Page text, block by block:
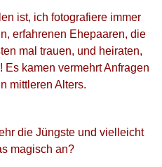
ist, ich fotografiere immer
erfahrenen Ehepaaren, die
mal trauen, und heiraten,
kamen vermehrt Anfragen
mittleren Alters.
die Jüngste und vielleicht
magisch an?